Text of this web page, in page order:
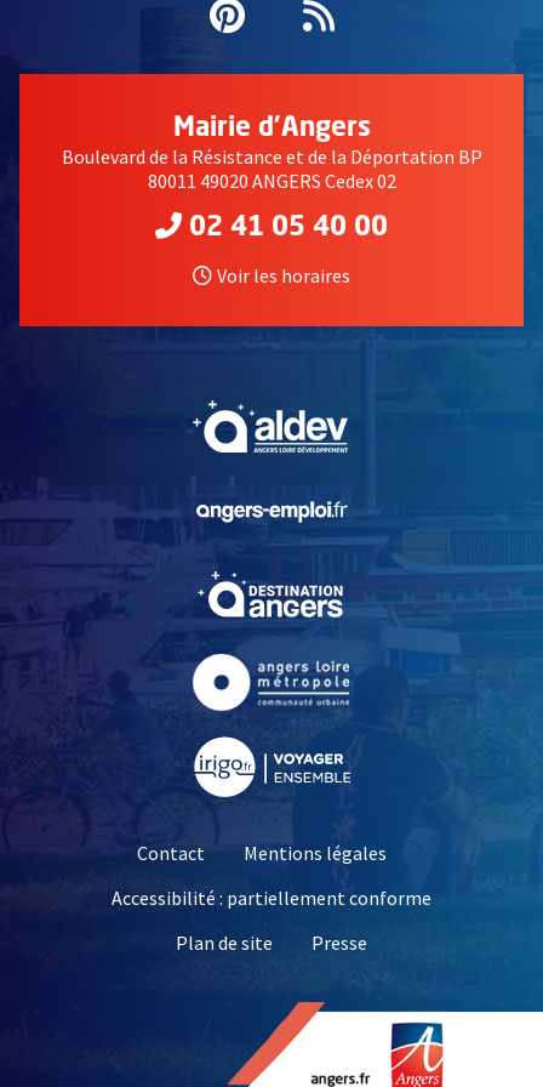
Pinterest
, Ouvre une
Flux RSS
Mairie d'Angers
Boulevard de la Résistance et de la Déportation BP
80011 49020 ANGERS Cedex 02
02 41 05 40 00
Voir les horaires
, Ouvre une nouvelle
, Ouvre une nouvelle
Contact
Mentions légales
Accessibilité : partiellement conforme
Plan de site
Presse